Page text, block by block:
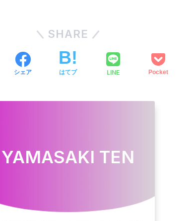
SHARE
シェア はてブ LINE Pocket
YAMASAKI TEN